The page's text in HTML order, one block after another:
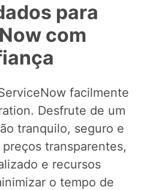
para
com
facilmente
Desfrute de um
tranquilo, seguro e
transparentes,
e recursos
o tempo de